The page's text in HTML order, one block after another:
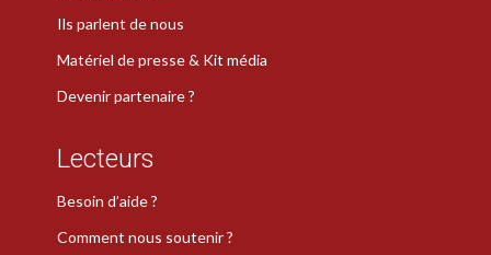
Ils parlent de nous
Matériel de presse & Kit média
Devenir partenaire ?
Lecteurs
Besoin d’aide ?
Comment nous soutenir ?